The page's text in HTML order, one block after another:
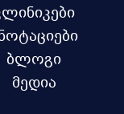
ბლოგი
მედია